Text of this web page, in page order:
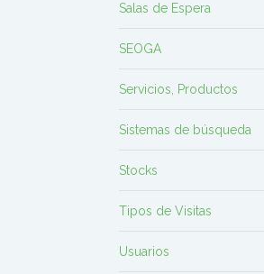
Salas de Espera
SEOGA
Servicios, Productos
Sistemas de búsqueda
Stocks
Tipos de Visitas
Usuarios